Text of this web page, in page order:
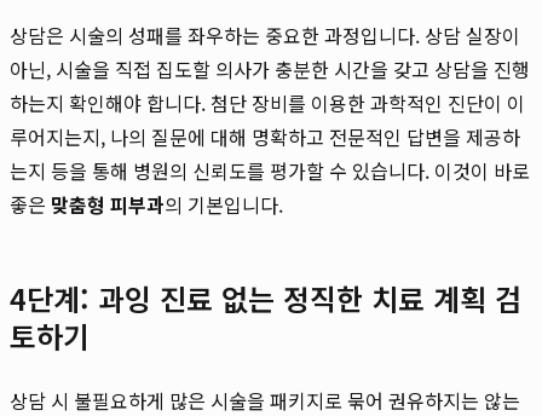
상담은 시술의 성패를 좌우하는 중요한 과정입니다. 상담 실장이
아닌, 시술을 직접 집도할 의사가 충분한 시간을 갖고 상담을 진행
하는지 확인해야 합니다. 첨단 장비를 이용한 과학적인 진단이 이
루어지는지, 나의 질문에 대해 명확하고 전문적인 답변을 제공하
는지 등을 통해 병원의 신뢰도를 평가할 수 있습니다. 이것이 바로
좋은 맞춤형 피부과의 기본입니다.
4단계: 과잉 진료 없는 정직한 치료 계획 검
토하기
상담 시 불필요하게 많은 시술을 패키지로 묶어 권유하지는 않는